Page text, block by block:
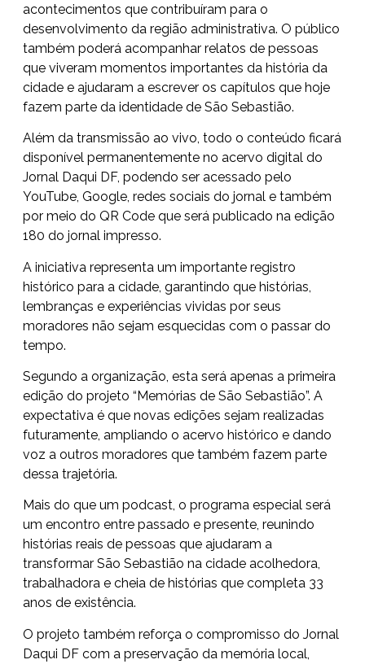
acontecimentos que contribuíram para o
desenvolvimento da região administrativa. O público
também poderá acompanhar relatos de pessoas
que viveram momentos importantes da história da
cidade e ajudaram a escrever os capítulos que hoje
fazem parte da identidade de São Sebastião.
Além da transmissão ao vivo, todo o conteúdo ficará
disponível permanentemente no acervo digital do
Jornal Daqui DF, podendo ser acessado pelo
YouTube, Google, redes sociais do jornal e também
por meio do QR Code que será publicado na edição
180 do jornal impresso.
A iniciativa representa um importante registro
histórico para a cidade, garantindo que histórias,
lembranças e experiências vividas por seus
moradores não sejam esquecidas com o passar do
tempo.
Segundo a organização, esta será apenas a primeira
edição do projeto “Memórias de São Sebastião”. A
expectativa é que novas edições sejam realizadas
futuramente, ampliando o acervo histórico e dando
voz a outros moradores que também fazem parte
dessa trajetória.
Mais do que um podcast, o programa especial será
um encontro entre passado e presente, reunindo
histórias reais de pessoas que ajudaram a
transformar São Sebastião na cidade acolhedora,
trabalhadora e cheia de histórias que completa 33
anos de existência.
O projeto também reforça o compromisso do Jornal
Daqui DF com a preservação da memória local,